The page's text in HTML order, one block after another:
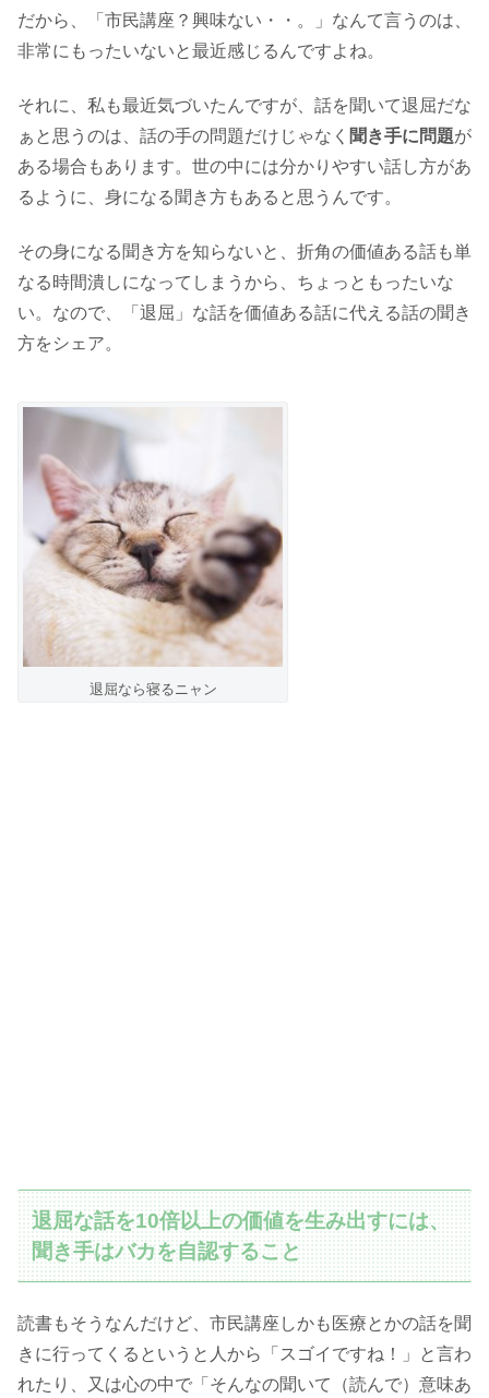
だから、「市民講座？興味ない・・。」なんて言うのは、
非常にもったいないと最近感じるんですよね。
それに、私も最近気づいたんですが、話を聞いて退屈だな
ぁと思うのは、話の手の問題だけじゃなく 聞き手に問題が
ある場合もあります。世の中には分かりやすい話し方があ
るように、身になる聞き方もあると思うんです。
その身になる聞き方を知らないと、折角の価値ある話も単
なる時間潰しになってしまうから、ちょっともったいな
い。なので、「退屈」な話を価値ある話に代える話の聞き
方をシェア。
退屈なら寝るニャン
退屈な話を10倍以上の価値を生み出すには、
聞き手はバカを自認すること
読書もそうなんだけど、市民講座しかも医療とかの話を聞
きに行ってくるというと人から「スゴイですね！」と言わ
れたり、又は心の中で「そんなの聞いて（読んで）意味あ